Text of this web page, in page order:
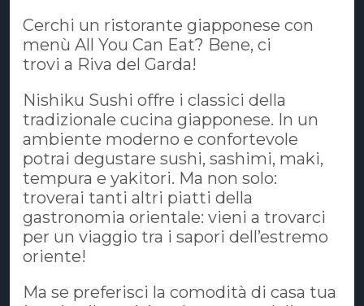
Cerchi un ristorante giapponese con
menù All You Can Eat? Bene, ci
trovi a Riva del Garda!
Nishiku Sushi offre i classici della
tradizionale cucina giapponese. In un
ambiente moderno e confortevole
potrai degustare sushi, sashimi, maki,
tempura e yakitori. Ma non solo:
troverai tanti altri piatti della
gastronomia orientale: vieni a trovarci
per un viaggio tra i sapori dell’estremo
oriente!
Ma se preferisci la comodità di casa tua